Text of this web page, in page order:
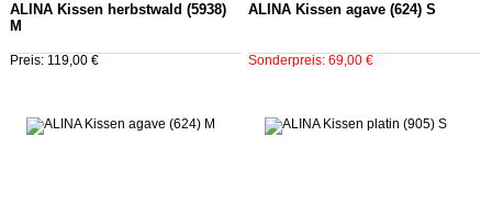
ALINA Kissen herbstwald (5938)
M
Preis: 119,00 €
ALINA Kissen agave (624) S
Sonderpreis: 69,00 €